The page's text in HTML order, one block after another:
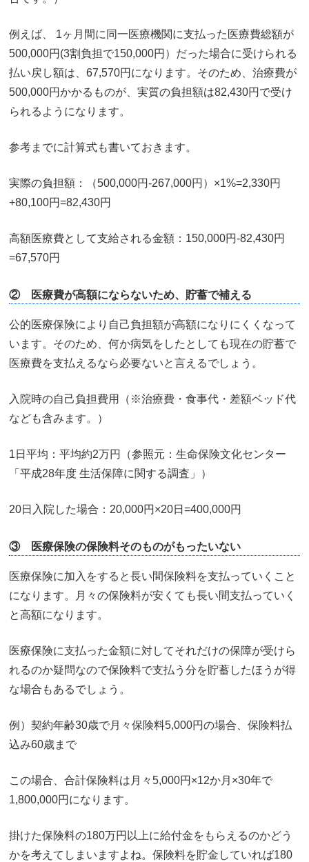
例えば、 1ヶ月間に同一医療機関に支払った医療費総額が
500,000円(3割負担で150,000円）だった場合に受けられる
払い戻し額は、67,570円になります。そのため、治療費が
500,000円かかるものが、実質の負担額は82,430円で受け
られるようになります。
参考までに計算式も書いておきます。
実際の負担額：（500,000円-267,000円）×1%=2,330円
+80,100円=82,430円
高額医療費として支給される金額：150,000円-82,430円
=67,570円
② 医療費が高額にならないため、貯蓄で補える
公的医療保険により自己負担額が高額になりにくくなって
います。そのため、何か病気をしたとしても現在の貯蓄で
医療費を支払えるなら必要ないと言えるでしょう。
入院時の自己負担費用（※治療費・食事代・差額ベッド代
なども含みます。）
1日平均：平均約2万円（参照元：生命保険文化センター
「平成28年度 生活保障に関する調査」）
20日入院した場合：20,000円×20日=400,000円
③ 医療保険の保険料そのものがもったいない
医療保険に加入をすると長い間保険料を支払っていくこと
になります。月々の保険料が安くても長い間支払っていく
と高額になります。
医療保険に支払った金額に対してそれだけの保障が受けら
れるのか疑問なので保険料で支払う分を貯蓄したほうが得
な場合もあるでしょう。
例）契約年齢30歳で月々保険料5,000円の場合、保険料払
込み60歳まで
この場合、合計保険料は月々5,000円×12か月×30年で
1,800,000円になります。
掛けた保険料の180万円以上に給付金をもらえるのかどう
かを考えてしまいますよね。保険料を貯金していれば180